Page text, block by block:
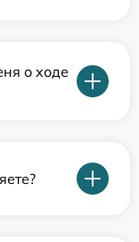
о ходе